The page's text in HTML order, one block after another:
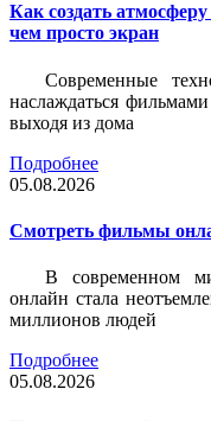
Как создать
чем просто экран
Современные
наслаждаться
выходя из дома
Подробнее
05.08.2026
Смотреть фильмы
В современном
онлайн стала
миллионов людей
Подробнее
05.08.2026